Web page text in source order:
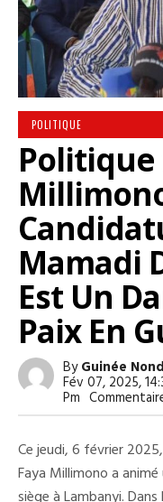
POLITIQUE
Politique
Mamadi
Est Un
Paix En
ByGuinée
Fév 07, 2025,
Pm
Ce jeudi, 6 février
Faya Millimono a